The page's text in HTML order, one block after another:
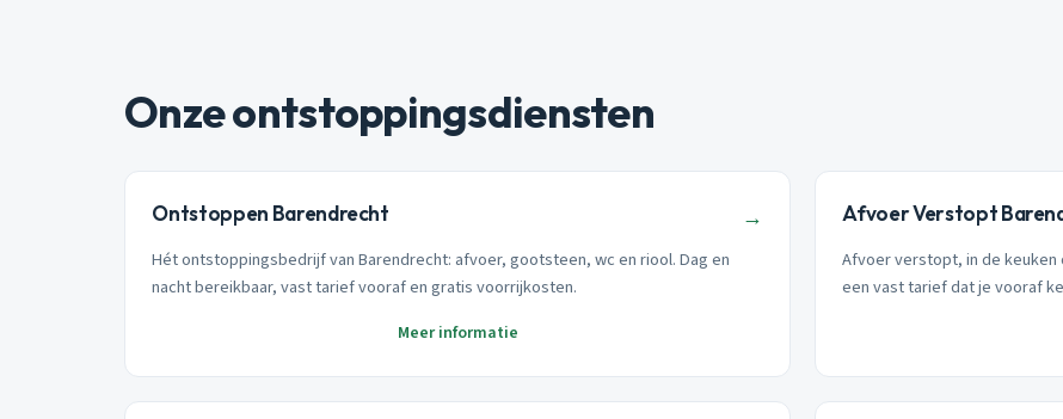
Onze ontstoppingsdiensten
Ontstoppen Barendrecht →
Hét ontstoppingsbedrijf van Barendrecht: afvoer, gootsteen, wc en riool. Dag en
nacht bereikbaar, vast tarief vooraf en gratis voorrijkosten.
Meer informatie
Afvoer Verstopt
Afvoer verstopt, in de keuken
een vast tarief dat je vooraf